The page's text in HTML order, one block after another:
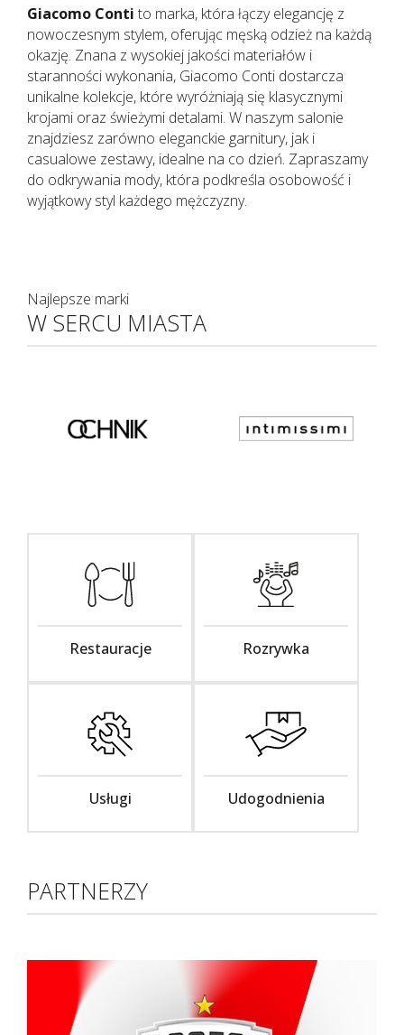
Giacomo Conti to marka, która łączy elegancję z
nowoczesnym stylem, oferując męską odzież na każdą
okazję. Znana z wysokiej jakości materiałów i
staranności wykonania, Giacomo Conti dostarcza
unikalne kolekcje, które wyróżniają się klasycznymi
krojami oraz świeżymi detalami. W naszym salonie
znajdziesz zarówno eleganckie garnitury, jak i
casualowe zestawy, idealne na co dzień. Zapraszamy
do odkrywania mody, która podkreśla osobowość i
wyjątkowy styl każdego mężczyzny.
Najlepsze marki
W SERCU MIASTA
Restauracje Rozrywka
Usługi Udogodnienia
PARTNERZY